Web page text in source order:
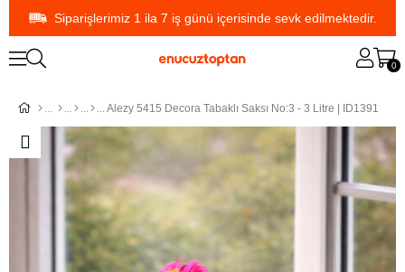
Siparişlerimiz 1 ila 7 iş günü içerisinde sevk edilmektedir.
0
Alezy 5415 Decora Tabaklı Saksı No:3 - 3 Litre | ID1391